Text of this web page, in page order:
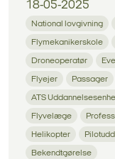
18-05-2025
National lovgivning
Flymekanikerskole
Droneoperatør
Flyejer Passager
ATS
Flyvelæge
Helikopter
Bekendtgørelse